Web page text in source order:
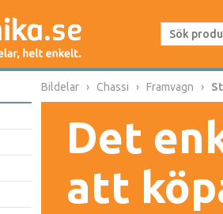
Bildelar Chassi Framvagn
Det
att